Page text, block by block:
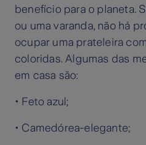
benefício para o planeta.
ou uma varanda, não há
ocupar uma prateleira
coloridas. Algumas das
em casa são:
• Feto azul;
• Camedórea-elegante;